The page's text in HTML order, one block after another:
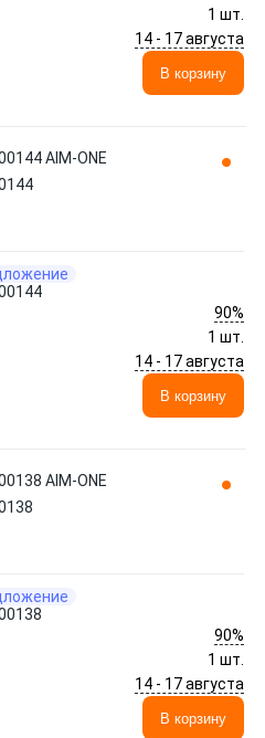
1 шт.
14 - 17 августа
В корзину
AIM-ONE
90%
1 шт.
14 - 17 августа
В корзину
AIM-ONE
90%
1 шт.
14 - 17 августа
В корзину